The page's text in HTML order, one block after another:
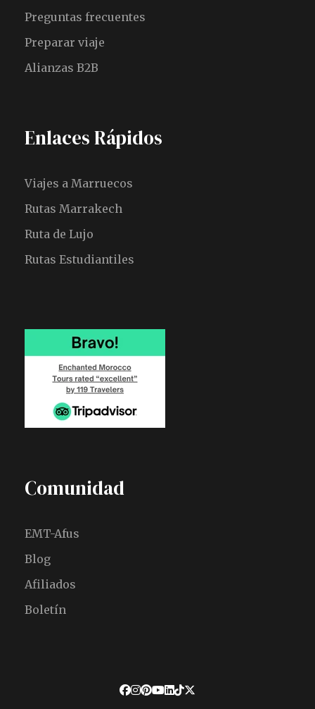
Preguntas frecuentes
Preparar viaje
Alianzas B2B
Enlaces Rápidos
Viajes a Marruecos
Rutas Marrakech
Ruta de Lujo
Rutas Estudiantiles
Comunidad
EMT-Afus
Blog
Afiliados
Boletín